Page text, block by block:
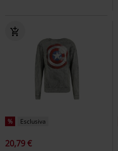
% Esclusiva
20,79 €